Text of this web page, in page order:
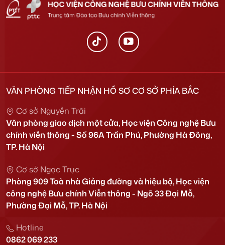
VĂN PHÒNG TIẾP NHẬN HỒ SƠ CƠ SỞ PHÍA BẮC
Cơ sở Nguyễn Trãi
Văn phòng giao dịch một cửa, Học viện Công nghệ Bưu
chính viễn thông - Số 96A Trần Phú, Phường Hà Đông,
TP. Hà Nội
Cơ sở Ngọc Trục
Phòng 909 Toà nhà Giảng đường và hiệu bộ, Học viện
công nghệ Bưu chính Viễn thông - Ngõ 33 Đại Mỗ,
Phường Đại Mỗ, TP. Hà Nội
Hotline
0862 069 233